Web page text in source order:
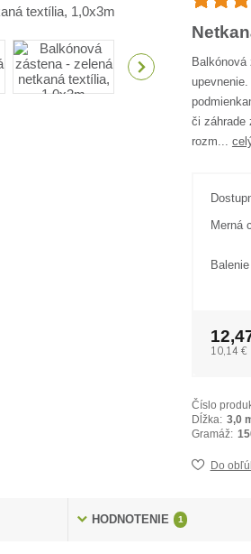
Balkónová
či záhrade
rozm...
Merná
10,14 €
Číslo
Dĺžka: 3,0
Gramáž:
Do
HODNOTENIE 1